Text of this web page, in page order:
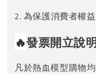
2. 為保護消費者權
🔥發票開立說
凡於熱血模型購物